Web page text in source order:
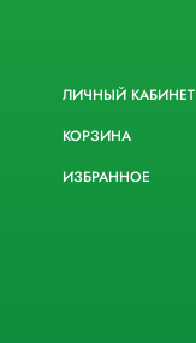
ЛИЧНЫЙ КАБИНЕТ
КОРЗИНА
ИЗБРАННОЕ